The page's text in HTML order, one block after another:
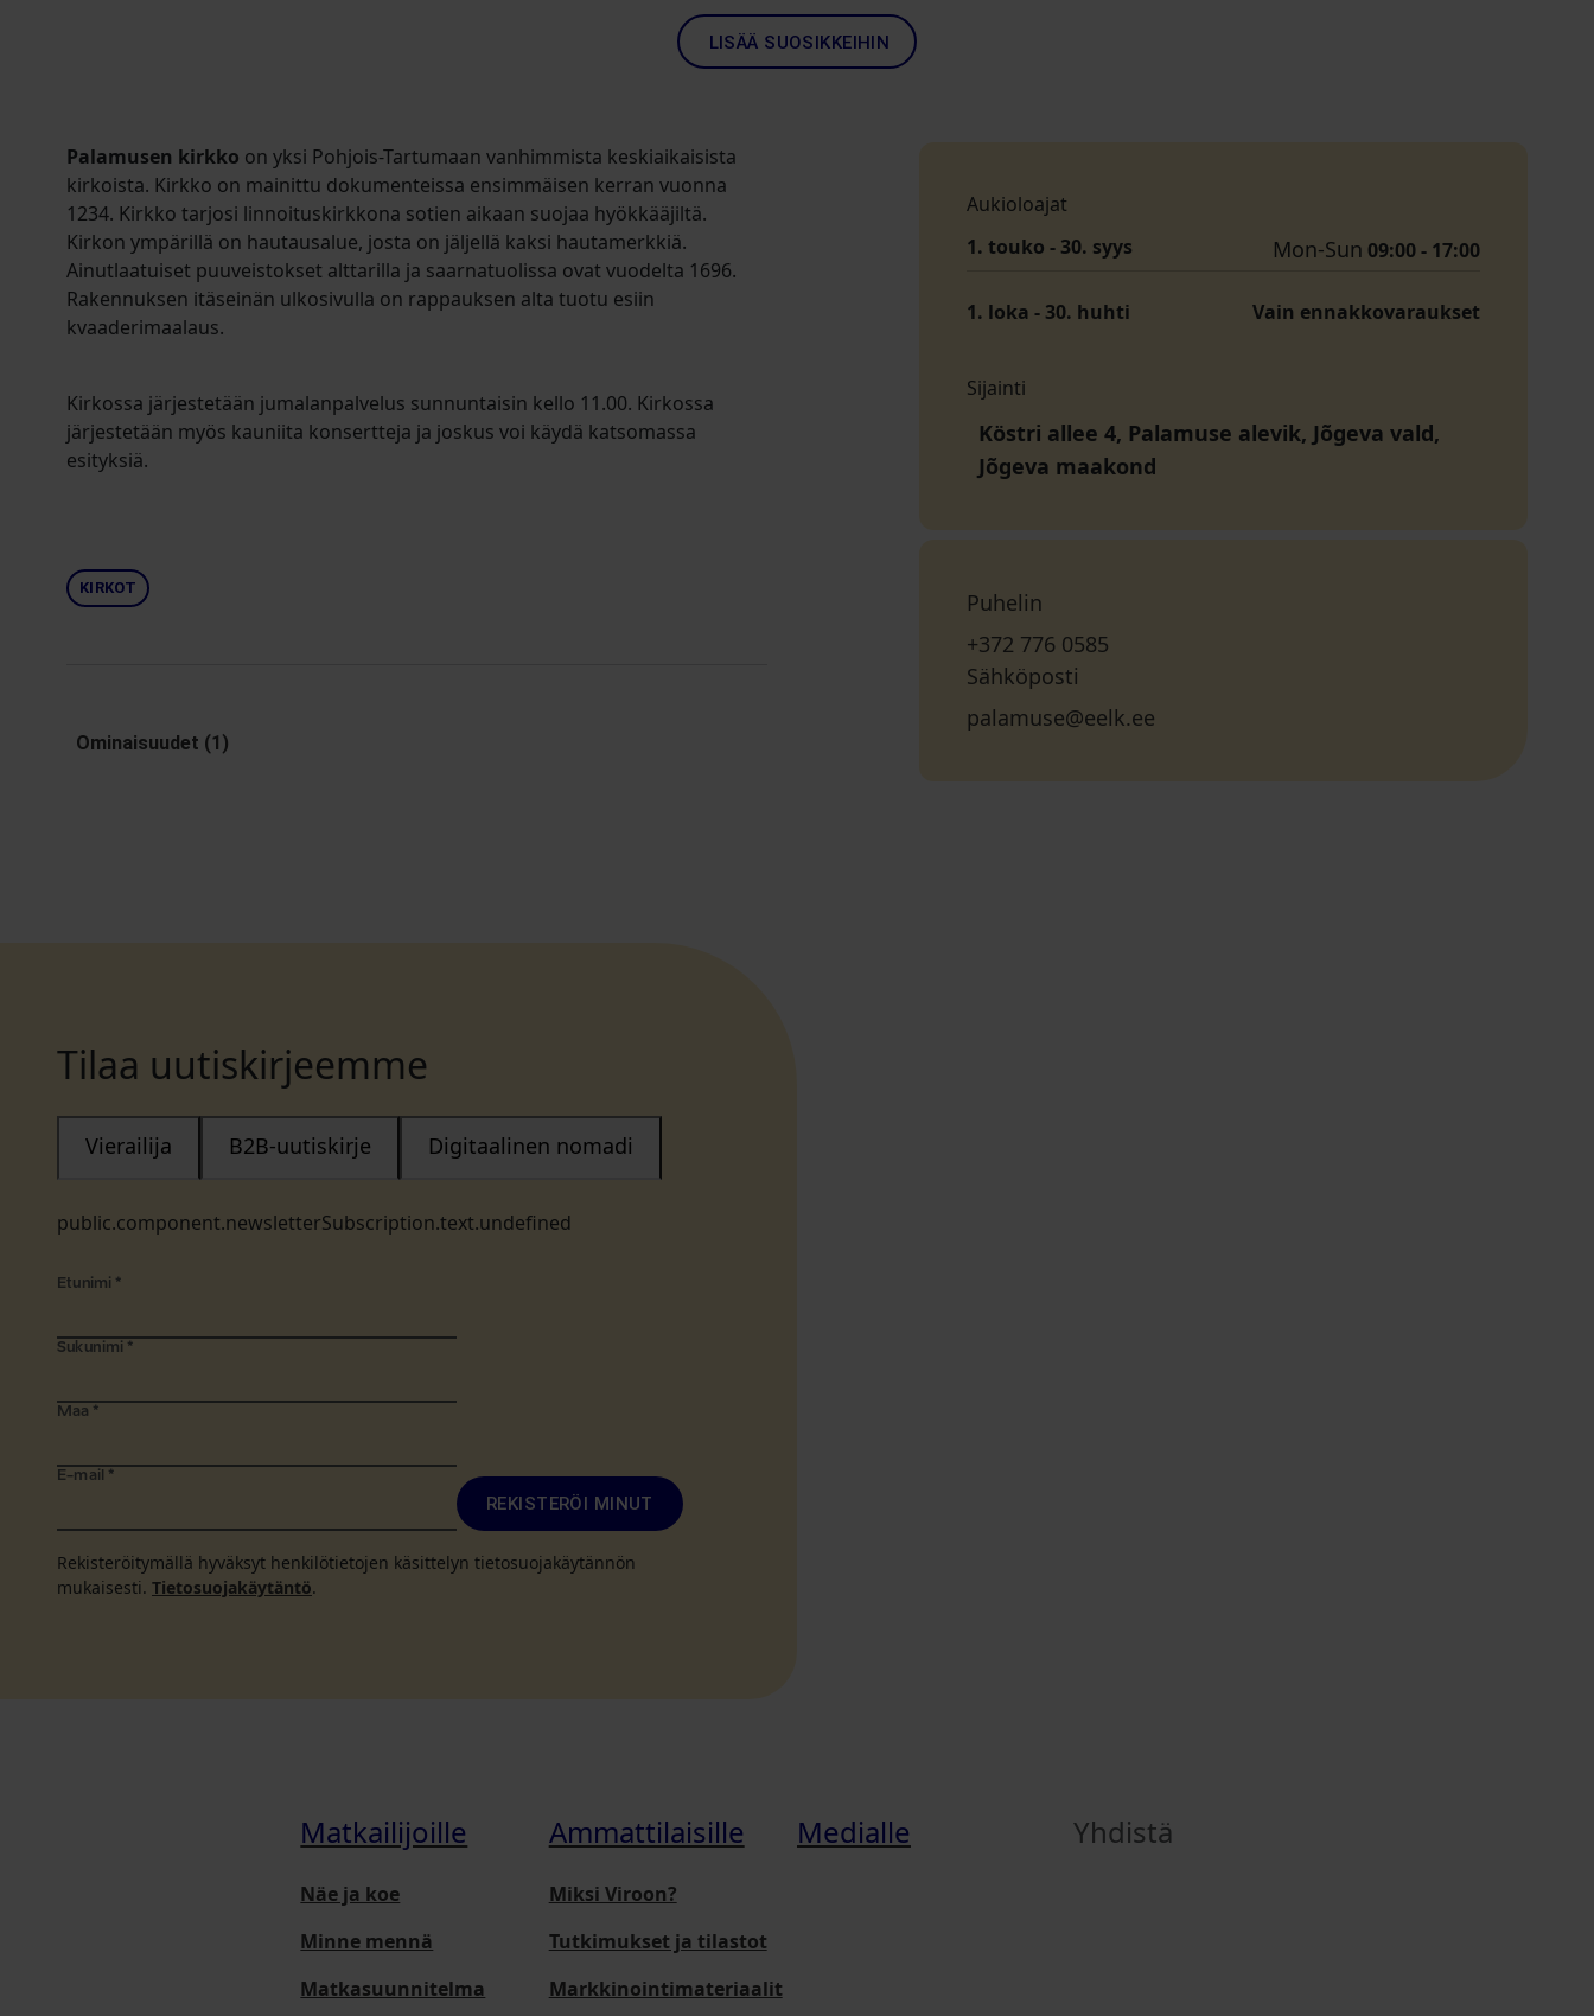
LISÄÄ SUOSIKKEIHIN
Palamusen kirkko on yksi Pohjois-Tartumaan vanhimmista keskiaikaisista
kirkoista. Kirkko on mainittu dokumenteissa ensimmäisen kerran vuonna
1234. Kirkko tarjosi linnoituskirkkona sotien aikaan suojaa hyökkääjiltä.
Kirkon ympärillä on hautausalue, josta on jäljellä kaksi hautamerkkiä.
Ainutlaatuiset puuveistokset alttarilla ja saarnatuolissa ovat vuodelta 1696.
Rakennuksen itäseinän ulkosivulla on rappauksen alta tuotu esiin
kvaaderimaalaus.
Kirkossa järjestetään jumalanpalvelus sunnuntaisin kello 11.00. Kirkossa
järjestetään myös kauniita konsertteja ja joskus voi käydä katsomassa
esityksiä.
KIRKOT
Ominaisuudet (1)
Aukioloajat
1. touko - 30. syys
Mon-Sun 09:00 - 17:00
1. loka - 30. huhti Vain ennakkovaraukset
Sijainti
Köstri allee 4, Palamuse alevik, Jõgeva vald,
Jõgeva maakond
Puhelin
+372 776 0585
Sähköposti
palamuse@eelk.ee
Tilaa uutiskirjeemme
public.component.newsletterSubscription.text.undefined
Vierailija B2B-uutiskirje Digitaalinen nomadi
Etunimi *
Sukunimi *
Maa *
E-mail *
REKISTERÖI MINUT
Rekisteröitymällä hyväksyt henkilötietojen käsittelyn tietosuojakäytännön
mukaisesti. Tietosuojakäytäntö.
Matkailijoille
Näe ja koe
Minne mennä
Matkasuunnitelma
Ammattilaisille
Miksi Viroon?
Tutkimukset ja tilastot
Markkinointimateriaalit
Medialle Yhdistä